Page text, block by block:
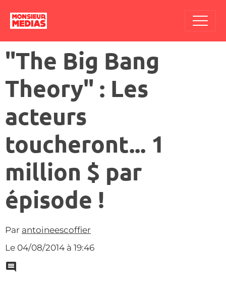
"The Big Bang
Theory" : Les
acteurs
toucheront... 1
million $ par
épisode !
Par antoineescoffier
Le 04/08/2014 à 19:46